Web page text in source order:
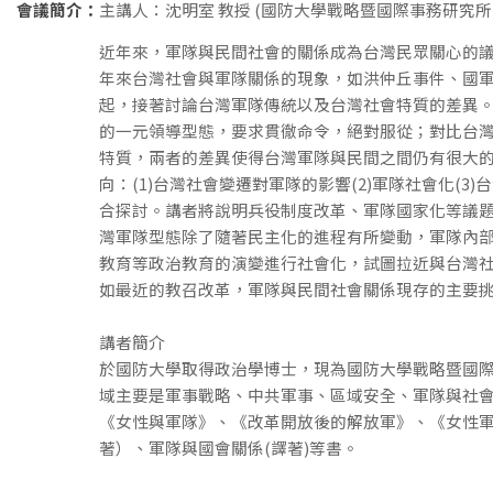
會議簡介： 主講人：沈明室 教授 (國防大學戰略暨國際事務研究
近年來，軍隊與民間社會的關係成為台灣民眾關心的
年來台灣社會與軍隊關係的現象，如洪仲丘事件、國
起，接著討論台灣軍隊傳統以及台灣社會特質的差異
的一元領導型態，要求貫徹命令，絕對服從；對比台
特質，兩者的差異使得台灣軍隊與民間之間仍有很大
向：(1)台灣社會變遷對軍隊的影響(2)軍隊社會化(3)
合探討。講者將說明兵役制度改革、軍隊國家化等議
灣軍隊型態除了隨著民主化的進程有所變動，軍隊內
教育等政治教育的演變進行社會化，試圖拉近與台灣
如最近的教召改革，軍隊與民間社會關係現存的主要
講者簡介
於國防大學取得政治學博士，現為國防大學戰略暨國
域主要是軍事戰略、中共軍事、區域安全、軍隊與社
《女性與軍隊》、《改革開放後的解放軍》、《女性
著）、軍隊與國會關係(譯著)等書。